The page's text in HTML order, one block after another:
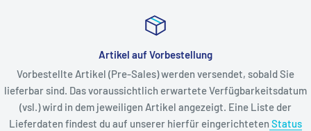
Artikel auf Vorbestellung
Vorbestellte Artikel (Pre-Sales) werden versendet, sobald Sie
lieferbar sind. Das voraussichtlich erwartete Verfügbarkeitsdatum
(vsl.) wird in dem jeweiligen Artikel angezeigt. Eine Liste der
Lieferdaten findest du auf unserer hierfür eingerichteten Status